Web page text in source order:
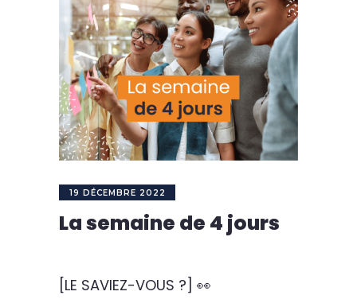
19 DÉCEMBRE 2022
La semaine de 4 jours
[LE SAVIEZ-VOUS ?] 👀